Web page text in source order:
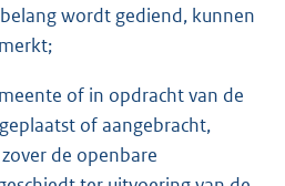
wordt gediend, kunnen
of in opdracht van de
of aangebracht,
de openbare